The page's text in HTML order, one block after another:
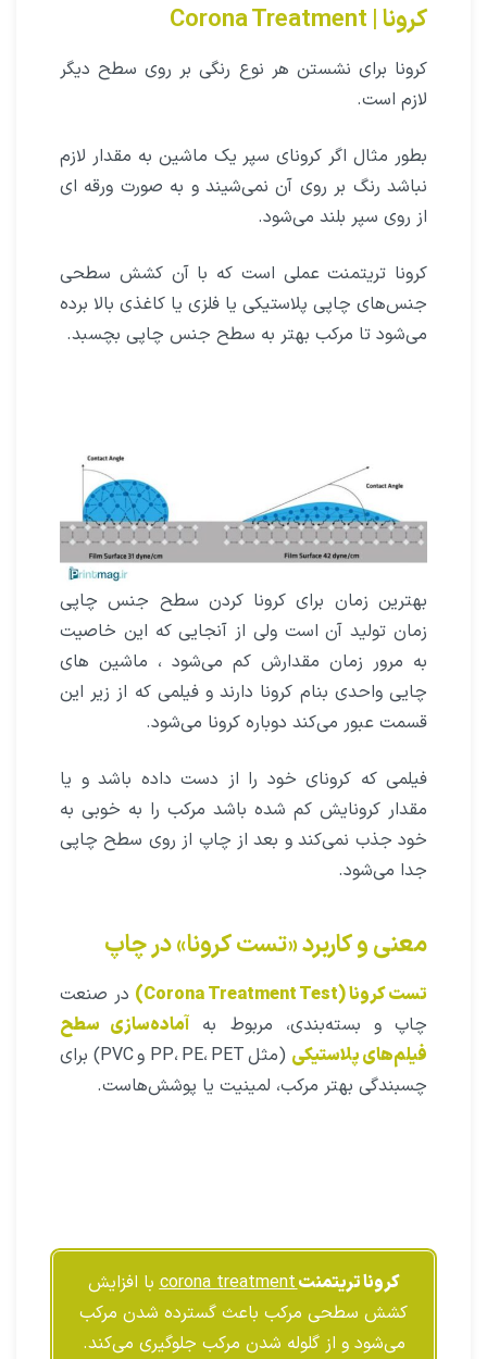
کرونا | Corona Treatment
کرونا برای نشستن هر نوع رنگی بر روی سطح دیگر
لازم است.
بطور مثال اگر کرونای سپر یک ماشین به مقدار لازم
نباشد رنگ بر روی آن نمی‌شیند و به صورت ورقه ای
از روی سپر بلند می‌شود.
کرونا تریتمنت عملی است که با آن کشش سطحی
جنس‌های چاپی پلاستیکی یا فلزی یا کاغذی بالا برده
می‌شود تا مرکب بهتر به سطح جنس چاپی بچسبد.
بهترین زمان برای کرونا کردن سطح جنس چاپی
زمان تولید آن است ولی از آنجایی که این خاصیت
به مرور زمان مقدارش کم می‌شود ، ماشین های
چایی واحدی بنام کرونا دارند و فیلمی که از زیر این
قسمت عبور می‌کند دوباره کرونا می‌شود.
فیلمی که کرونای خود را از دست داده باشد و یا
مقدار کرونایش کم شده باشد مرکب را به خوبی به
خود جذب نمی‌کند و بعد از چاپ از روی سطح چاپی
جدا می‌شود.
معنی و کاربرد «تست کرونا» در چاپ
تست کرونا (Corona Treatment Test)
در صنعت
چاپ و بسته‌بندی، مربوط به آماده‌سازی سطح
فیلم‌های پلاستیکی
(مثل PP، PE، PET و PVC) برای
چسبندگی بهتر مرکب، لمینیت یا پوشش‌هاست.
کرونا تریتمنتcorona treatmentبا افزایش
کشش سطحی مرکب باعث گسترده شدن مرکب
می‌شود و از گلوله شدن مرکب جلوگیری می‌کند.